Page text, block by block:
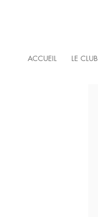
ACCUEIL LE CLUB